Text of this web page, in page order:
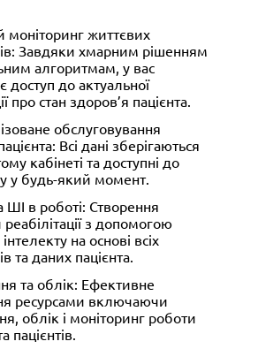
моніторинг життєвих
Завдяки хмарним рішенням
алгоритмам, у вас
доступ до актуальної
про стан здоров’я пацієнта.
обслуговування
Всі дані зберігаються
кабінеті та доступні до
у будь-який момент.
ШІ в роботі: Створення
з допомогою
на основі всіх
та даних пацієнта.
та облік: Ефективне
ресурсами включаючи
облік і моніторинг роботи
пацієнтів.